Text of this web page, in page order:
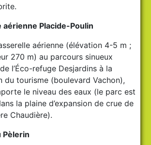
aérienne Placide-Poulin
aérienne (élévation 4-5 m ;
270 m) au parcours sinueux
l’Éco-refuge Desjardins à la
du tourisme (boulevard Vachon),
le niveau des eaux (le parc est
la plaine d’expansion de crue de
Chaudière).
Pèlerin